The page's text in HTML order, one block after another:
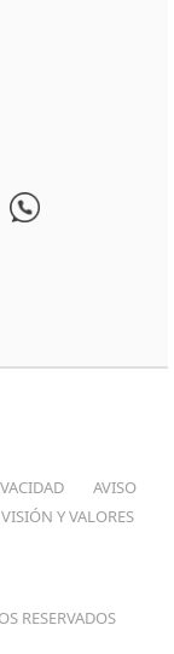
AVISO
Y VALORES
RESERVADOS